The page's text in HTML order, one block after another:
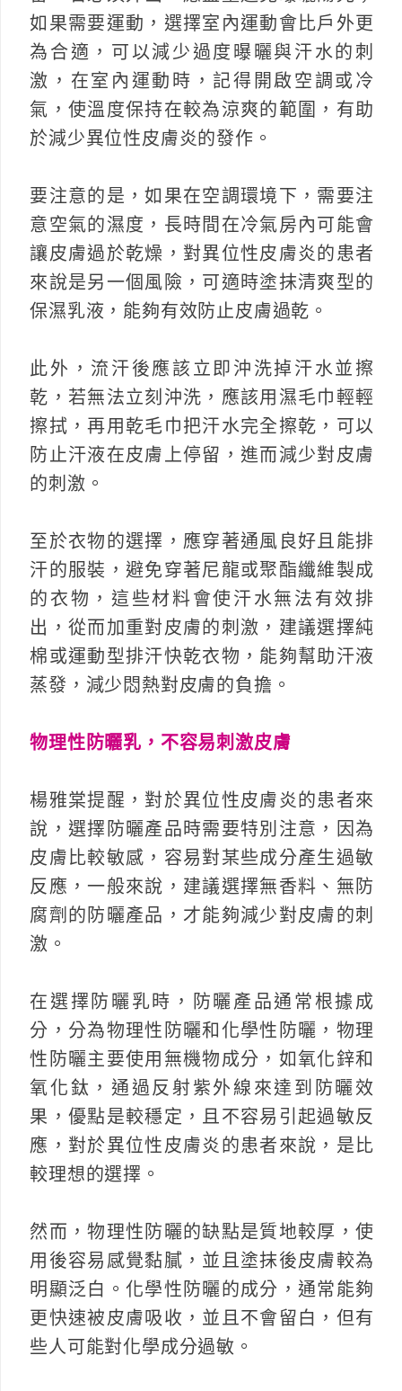
如果需要運動，選擇室內運動會比戶外更
為合適，可以減少過度曝曬與汗水的刺
激，在室內運動時，記得開啟空調或冷
氣，使溫度保持在較為涼爽的範圍，有助
於減少異位性皮膚炎的發作。
要注意的是，如果在空調環境下，需要注
意空氣的濕度，長時間在冷氣房內可能會
讓皮膚過於乾燥，對異位性皮膚炎的患者
來說是另一個風險，可適時塗抹清爽型的
保濕乳液，能夠有效防止皮膚過乾。
此外，流汗後應該立即沖洗掉汗水並擦
乾，若無法立刻沖洗，應該用濕毛巾輕輕
擦拭，再用乾毛巾把汗水完全擦乾，可以
防止汗液在皮膚上停留，進而減少對皮膚
的刺激。
至於衣物的選擇，應穿著通風良好且能排
汗的服裝，避免穿著尼龍或聚酯纖維製成
的衣物，這些材料會使汗水無法有效排
出，從而加重對皮膚的刺激，建議選擇純
棉或運動型排汗快乾衣物，能夠幫助汗液
蒸發，減少悶熱對皮膚的負擔。
物理性防曬乳，不容易刺激皮膚
楊雅棠提醒，對於異位性皮膚炎的患者來
說，選擇防曬產品時需要特別注意，因為
皮膚比較敏感，容易對某些成分產生過敏
反應，一般來說，建議選擇無香料、無防
腐劑的防曬產品，才能夠減少對皮膚的刺
激。
在選擇防曬乳時，防曬產品通常根據成
分，分為物理性防曬和化學性防曬，物理
性防曬主要使用無機物成分，如氧化鋅和
氧化鈦，通過反射紫外線來達到防曬效
果，優點是較穩定，且不容易引起過敏反
應，對於異位性皮膚炎的患者來說，是比
較理想的選擇。
然而，物理性防曬的缺點是質地較厚，使
用後容易感覺黏膩，並且塗抹後皮膚較為
明顯泛白。化學性防曬的成分，通常能夠
更快速被皮膚吸收，並且不會留白，但有
些人可能對化學成分過敏。